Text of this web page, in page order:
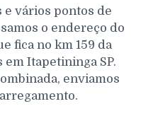
e vários pontos de
o endereço do
fica no km 159 da
em Itapetininga SP.
enviamos